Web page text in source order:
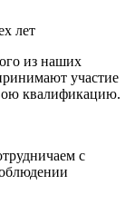
лет
из наших
участие
квалификацию.
с